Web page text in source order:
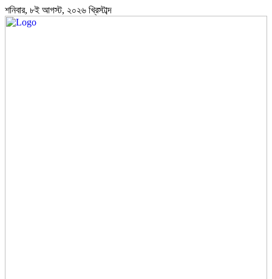
শনিবার, ৮ই আগস্ট, ২০২৬ খ্রিস্টাব্দ